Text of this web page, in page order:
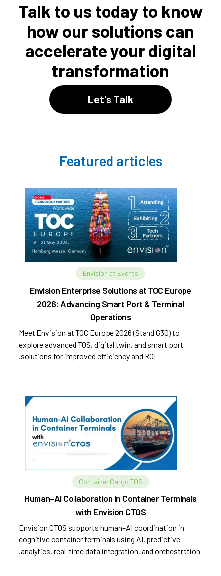
Talk to us today to know
how our solutions can
accelerate your digital
transformation
Let's Talk
Featured articles
Envision at Events
Envision Enterprise Solutions at TOC Europe
2026: Advancing Smart Port & Terminal
Operations
Meet Envision at TOC Europe 2026 (Stand G30) to
explore advanced TOS, digital twin, and smart port
solutions for improved efficiency and ROI.
Container Cargo TOS
Human–AI Collaboration in Container Terminals
with Envision CTOS
Envision CTOS supports human–AI coordination in
cognitive container terminals using AI, predictive
analytics, real-time data integration, and orchestration.